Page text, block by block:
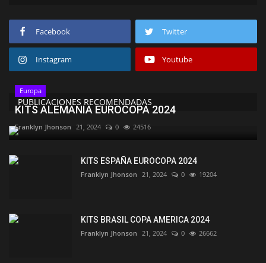
Facebook Twitter
Instagram Youtube
PUBLICACIONES RECOMENDADAS
Europa
KITS ALEMANIA EUROCOPA 2024
Franklyn Jhonson 21, 2024 0 24516
KITS ESPAÑA EUROCOPA 2024
Franklyn Jhonson 21, 2024 0 19204
KITS BRASIL COPA AMERICA 2024
Franklyn Jhonson 21, 2024 0 26662